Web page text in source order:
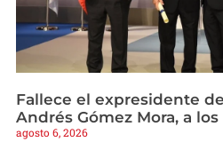
Fallece el expresidente
Andrés Gómez Mora, a
agosto 6, 2026